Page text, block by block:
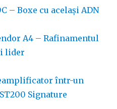
– Boxe cu același ADN
A4 – Rafinamentul
lider
într-un
Signature